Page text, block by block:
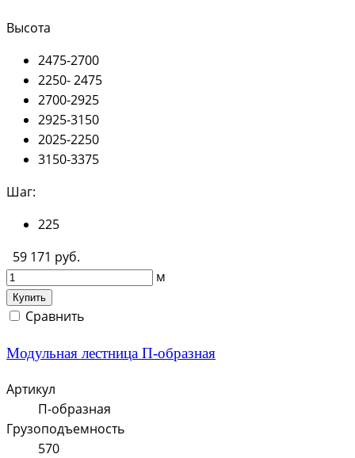
Высота
2475-2700
2250- 2475
2700-2925
2925-3150
2025-2250
3150-3375
Шаг:
225
59 171 руб.
м
Купить
Сравнить
Модульная лестница П-образная
Артикул
П-образная
Грузоподъемность
570